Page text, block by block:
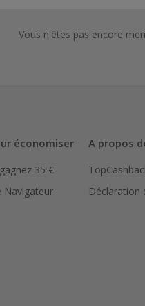
Vous n'êtes pas encore
économiser
35 €
Navigateur
A propos
Déclaration